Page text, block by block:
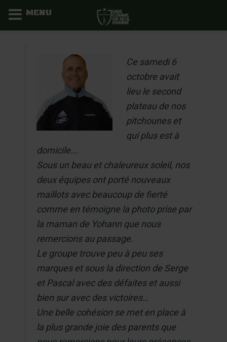
Ce samedi 6
octobre avait
lieu le second
plateau de nos
pitchounes et
qui plus est à
domicile….
Sous un beau et chaleureux soleil, nos
deux équipes ont porté nouveaux
maillots avec beaucoup de fierté
comme en témoigne la photo prise par
la maman de Yohann que nous
remercions au passage.
Le groupe trouve peu à peu ses
marques et sous la direction de Serge
et Pascal avec des défaites et aussi
bien sur avec des victoires…
Une belle cohésion se met en place à
la plus grande joie des parents que
MENU